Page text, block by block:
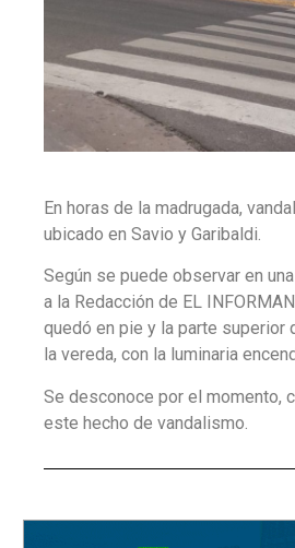
En horas de la madrugada,
ubicado en Savio y Garibaldi.
Según se puede observar en
a la Redacción de EL
quedó en pie y la parte superior
la vereda, con la luminaria
Se desconoce por el momento,
este hecho de vandalismo.